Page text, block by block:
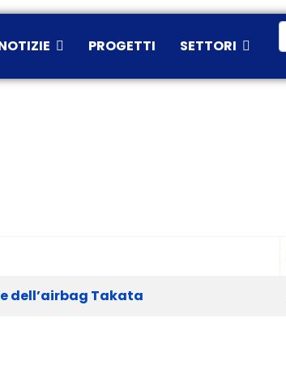
PROGETTI SETTORI
dell’airbag Takata